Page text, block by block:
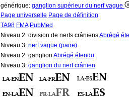
générique: ganglion supérieur du nerf vague
Page universelle Page de définition
TA98 FMA PubMed
Niveau 2: division de nerfs crâniensAbrégé
Niveau 3: nerf vague (paire)
Niveau 2: ganglion Abrégé étendu
Niveau 3: ganglion du nerf crânien